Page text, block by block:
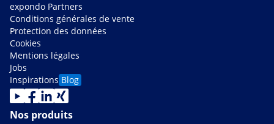
expondo Partners
Conditions générales de vente
Protection des données
Cookies
Mentions légales
Jobs
Inspirations Blog
Nos produits